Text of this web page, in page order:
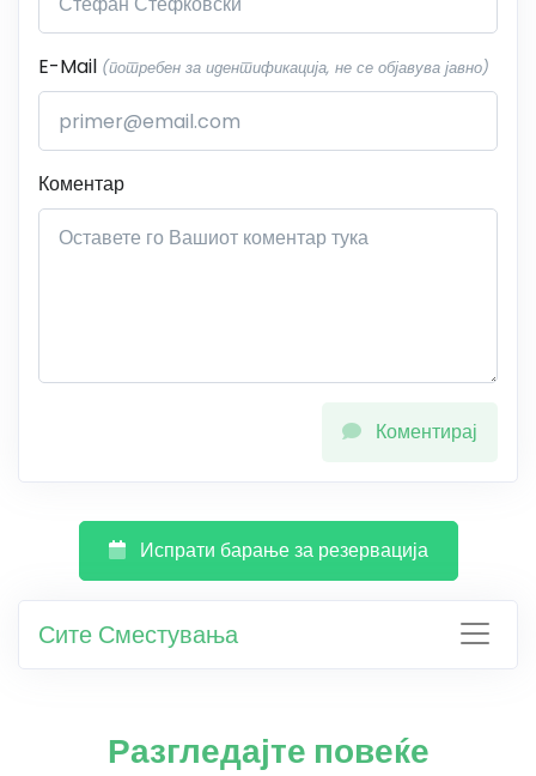
E-Mail (потребен за идентификација, не се објавува јавно)
Коментар
Коментирај
Испрати барање за резервација
Сите Сместувања
Разгледајте повеќе